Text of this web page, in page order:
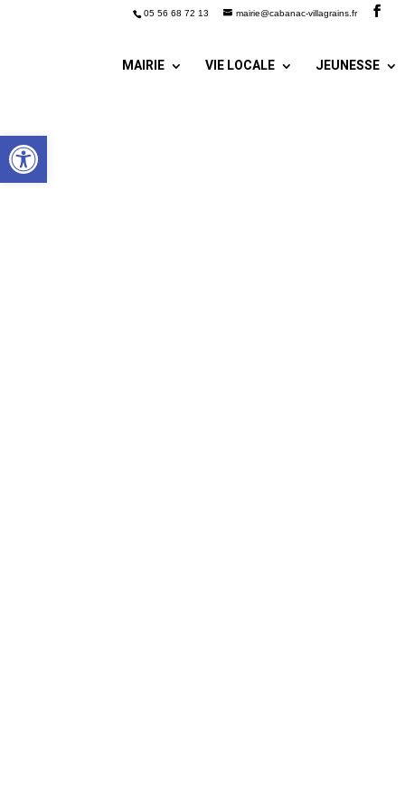
Ouvrir la barre d’outils
05 56 68 72 13 mairie@cabanac-villagrains.fr
MAIRIE VIE LOCALE JEUNESSE